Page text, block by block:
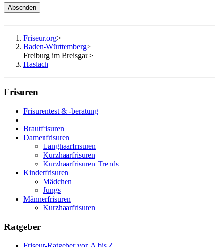
Absenden
Friseur.org>
Baden-Württemberg>
Freiburg im Breisgau>
Haslach
Frisuren
Frisurentest & -beratung
Brautfrisuren
Damenfrisuren
Langhaarfrisuren
Kurzhaarfrisuren
Kurzhaarfrisuren-Trends
Kinderfrisuren
Mädchen
Jungs
Männerfrisuren
Kurzhaarfrisuren
Ratgeber